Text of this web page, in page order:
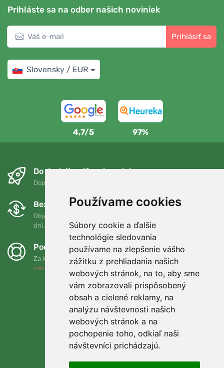
Používame cookies
Súbory cookie a ďalšie
technológie sledovania
používame na zlepšenie vášho
zážitku z prehliadania našich
webových stránok, na to, aby sme
vám zobrazovali prispôsobený
obsah a cielené reklamy, na
analýzu návštevnosti našich
webových stránok a na
pochopenie toho, odkiaľ naši
návštevníci prichádzajú.
Prihláste sa na odber našich noviniek
Prihlásiť sa
Slovensky / EUR
4,7/5 97%
Do druhého dňa a bezplatne
Doprava zadarmo pri objednávkach nad 75 EUR
Bezplatná výmena a vrátenie tovaru
Objednávku môžete kedykoľvek vrátiť alebo vymeniť do 90
dní.
Podporujeme Trees.org
Za každú objednávku zasadíme strom! Prečítajte si viac
nás